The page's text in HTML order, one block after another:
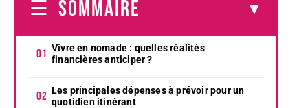
SOMMAIRE
Vivre en nomade : quelles réalités
financières anticiper ?
Les principales dépenses à prévoir pour un
quotidien itinérant